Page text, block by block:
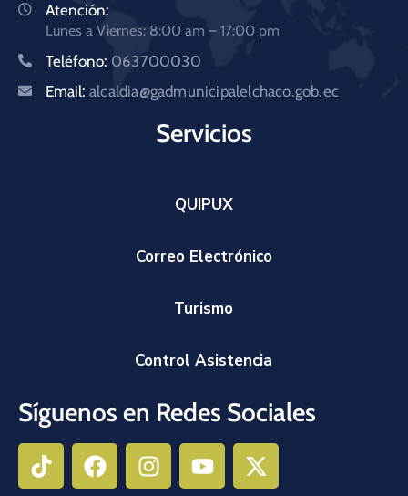
Atención:
Lunes a Viernes: 8:00 am – 17:00 pm
Teléfono: 063700030
Email: alcaldia@gadmunicipalelchaco.gob.ec
Servicios
QUIPUX
Correo Electrónico
Turismo
Control Asistencia
Síguenos en Redes Sociales